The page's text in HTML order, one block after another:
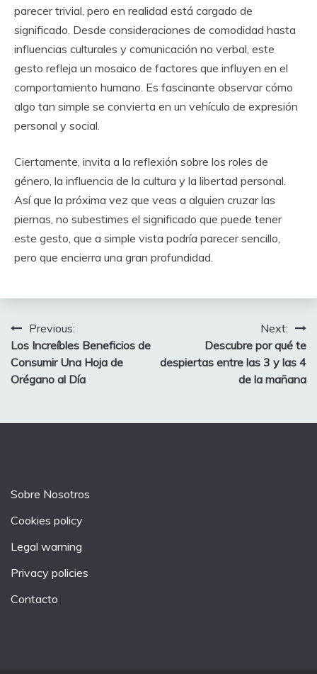
parecer trivial, pero en realidad está cargado de
significado. Desde consideraciones de comodidad hasta
influencias culturales y comunicación no verbal, este
gesto refleja un mosaico de factores que influyen en el
comportamiento humano. Es fascinante observar cómo
algo tan simple se convierta en un vehículo de expresión
personal y social.
Ciertamente, invita a la reflexión sobre los roles de
género, la influencia de la cultura y la libertad personal.
Así que la próxima vez que veas a alguien cruzar las
piernas, no subestimes el significado que puede tener
este gesto, que a simple vista podría parecer sencillo,
pero que encierra una gran profundidad.
Post
navigation
Previous:
Los Increíbles Beneficios de
Consumir Una Hoja de
Orégano al Día
Next:
Descubre por qué te
despiertas entre las 3 y las 4
de la mañana
Sobre Nosotros
Cookies policy
Legal warning
Privacy policies
Contacto